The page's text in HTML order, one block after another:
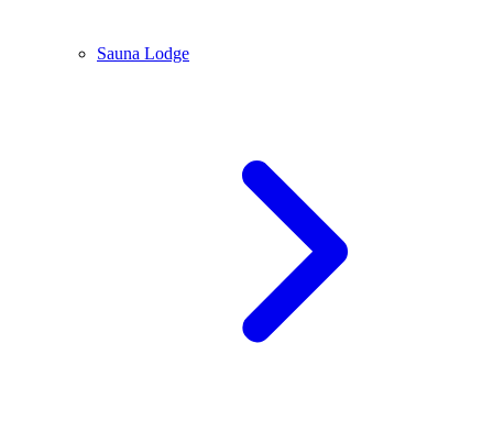
Sauna Lodge